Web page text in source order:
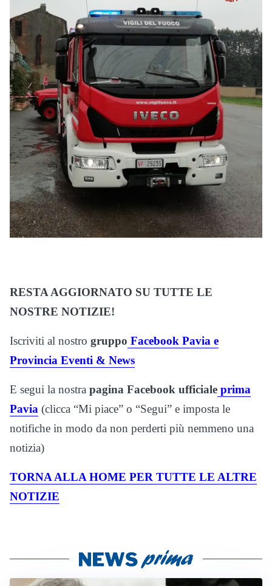
RESTA AGGIORNATO SU TUTTE LE
NOSTRE NOTIZIE!
Iscriviti al nostro gruppo Facebook Pavia e
Provincia Eventi & News
E segui la nostra pagina Facebook ufficiale prima
Pavia (clicca “Mi piace” o “Segui” e imposta le
notifiche in modo da non perderti più nemmeno una
notizia)
TORNA ALLA HOME PER TUTTE LE ALTRE
NOTIZIE